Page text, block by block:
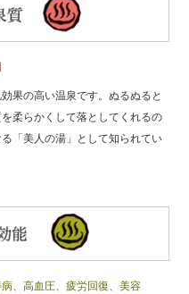
果の高い温泉です。ぬるぬると
柔らかくして落としてくれるの
「美人の湯」として知られてい
、高血圧、疲労回復、美容